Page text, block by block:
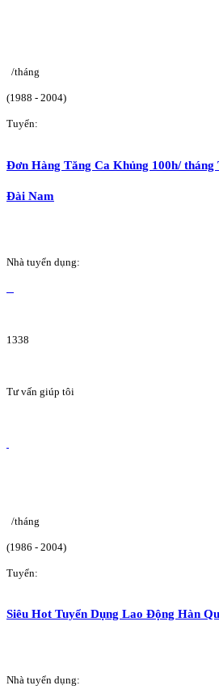
/tháng
(1988 - 2004)
Tuyển:
Đơn Hàng Tăng Ca Khủng 100h/
Đài Nam
Nhà tuyển dụng:
1338
Tư vấn giúp tôi
/tháng
(1986 - 2004)
Tuyển:
Siêu Hot Tuyển Dụng Lao Động Hàn
Nhà tuyển dụng: